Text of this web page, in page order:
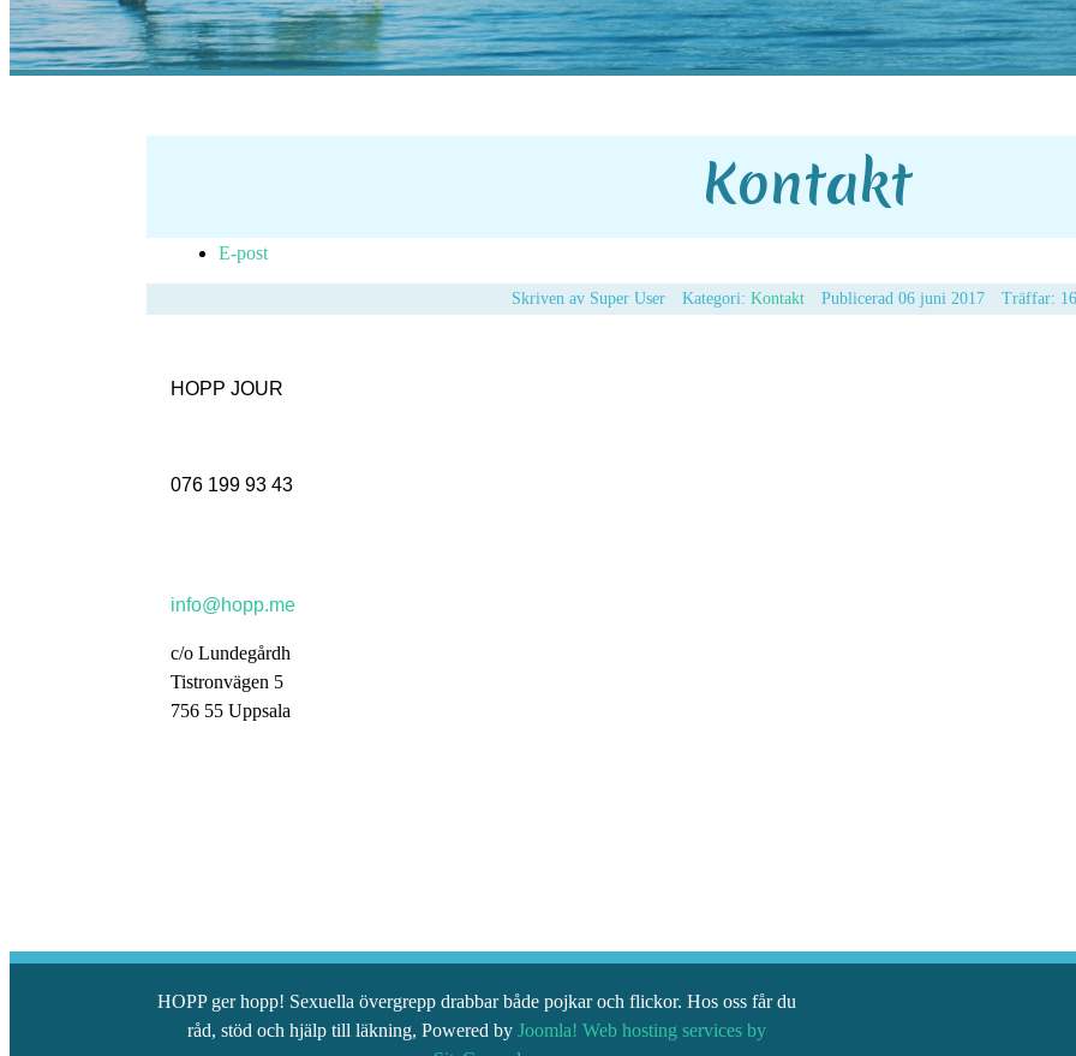
Kontakt
E-post
Skriven av Super User Kategori: Kontakt Publicerad 06 juni 2017 Träffar:
HOPP JOUR
076 199 93 43
info@hopp.me
c/o Lundegårdh
Tistronvägen 5
756 55 Uppsala
HOPP ger hopp! Sexuella övergrepp drabbar både pojkar och flickor. Hos oss får du
råd, stöd och hjälp till läkning, Powered by Joomla! Web hosting services by